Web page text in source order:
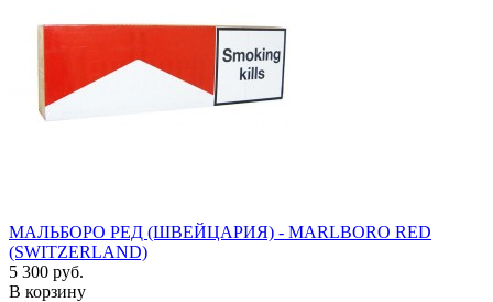
МАЛЬБОРО РЕД (ШВЕЙЦАРИЯ) - MARLBORO RED
(SWITZERLAND)
5 300 руб.
В корзину